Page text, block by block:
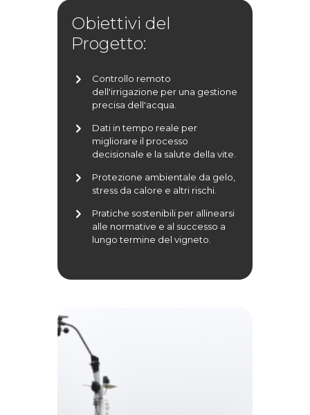
Obiettivi del
Progetto:
Controllo remoto
dell'irrigazione per una gestione
precisa dell'acqua.
Dati in tempo reale per
migliorare il processo
decisionale e la salute della vite.
Protezione ambientale da gelo,
stress da calore e altri rischi.
Pratiche sostenibili per allinearsi
alle normative e al successo a
lungo termine del vigneto.